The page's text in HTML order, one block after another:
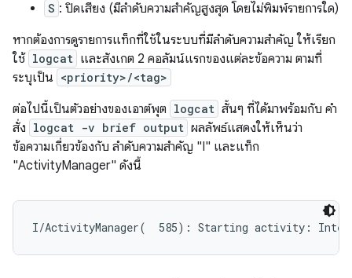
S : ปิดเสียง (มีลำดับความสำคัญสูงสุด โดยไม่พิมพ์รายการใด)
หากต้องการดูรายการแท็กที่ใช้ในระบบที่มีลำดับความสำคัญ ให้เรียก
ใช้ logcat และสังเกต 2 คอลัมน์แรกของแต่ละข้อความ ตามที่
ระบุเป็น <priority>/<tag>
ต่อไปนี้เป็นตัวอย่างของเอาต์พุต logcat สั้นๆ ที่ได้มาพร้อมกับ คำ
สั่ง logcat -v brief output ผลลัพธ์แสดงให้เห็นว่า
ข้อความเกี่ยวข้องกับ ลำดับความสำคัญ "I" และแท็ก
"ActivityManager" ดังนี้